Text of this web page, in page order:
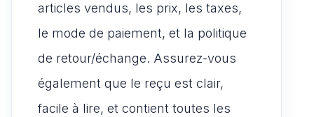
articles vendus, les prix, les taxes,
le mode de paiement, et la politique
de retour/échange. Assurez-vous
également que le reçu est clair,
facile à lire, et contient toutes les